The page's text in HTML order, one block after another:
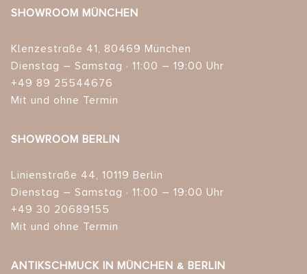
SHOWROOM MÜNCHEN
Klenzestraße 41, 80469 München
Dienstag – Samstag · 11:00 – 19:00 Uhr
+49 89 25544676
Mit und ohne Termin
SHOWROOM BERLIN
Linienstraße 44, 10119 Berlin
Dienstag – Samstag · 11:00 – 19:00 Uhr
+49 30 20689155
Mit und ohne Termin
ANTIKSCHMUCK IN MÜNCHEN & BERLIN